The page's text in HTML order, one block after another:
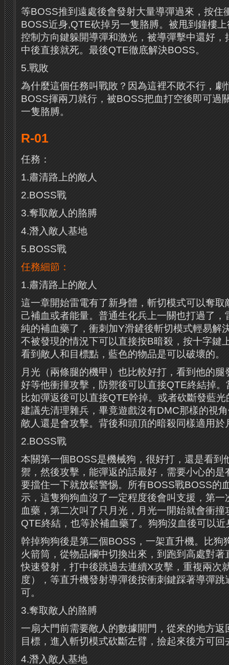
等BOSS推到遠處後會發射大量導彈過來，按住
BOSS近身,QTE砍掉另一隻胳膊。被甩到鐘樓
控制方向鍵躲開導彈和激光，被導彈擊中還好，
中後直接就死。最後QTE徹底解決BOSS。
5.戰敗
為什麼這個任務叫戰敗？因為這裡不敗不行，劇
BOSS揮兩刀就行，被BOSS把血打空後即可過
一隻胳膊。
R-01
任務：
1.肅清路上的敵人
2.BOSS戰
3.奪取敵人的胳膊
4.潛入敵人基地
5.BOSS戰
任務細節：
1.肅清路上的敵人
這一章開始雷電有了新身體，斬切模式可以奪取
己補血或者能量。普通生化兵上一關也打過了
純的補血藥了，衝刺加Y滑鏟後斬切模式輕易解
不被發現的情況下可以直接按B暗殺，按十字鍵
看到敵人和目標點，藍色的物品是可以破壞的。
月光（兩條腿的機甲）也比較好打，看到他的
好等他衝撞攻擊，防禦後可以直接QTE終結掉
比如彈返後可以直接QTE幹掉。或者砍斷發藍
建議先清理雜兵，畢竟遊戲沒有DMC那樣的視
敵人還是會攻擊。背後和頭頂的暗殺同樣適用於
2.BOSS戰
本關第一個BOSS是機械狗，很好打，還是看到
禦，然後攻擊，能彈返的話最好，需要小心的是
要擋住一下就放鬆警惕。所有BOSS戰BOSS的
示，這隻狗狗血沒了一定程度後會叫支援，第
血藥，第二次叫了只月光，月光一開始就會衝
QTE終結，也等於補血藥了。狗狗沒血後可以
幹掉狗狗後是第二個BOSS，一架直升機。比狗
火箭筒，從物品欄中切換出來，到跑到高處對
快速發射，打中後跳過去連續X攻擊，重複兩次
度），等直升機發射導彈後按衝刺鍵踩著導彈
可。
3.奪取敵人的胳膊
一扇大門前需要敵人的數據開門，從來的地方
目標，進入斬切模式砍斷左臂，撿起來後方可回
4.潛入敵人基地